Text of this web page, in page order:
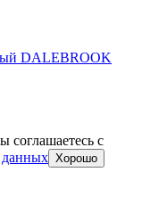
DALEBROOK
соглашаетесь c
данных Хорошо